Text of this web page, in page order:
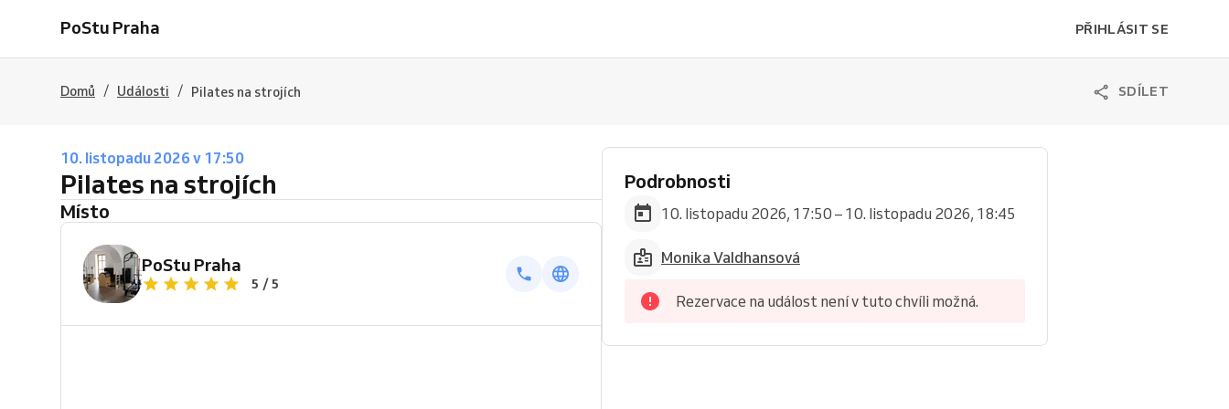
PoStu Praha PŘIHLÁSIT SE
Domů / Události / Pilates na strojích SDÍLET
10. listopadu 2026 v 17:50
Pilates na strojích
Místo
PoStu Praha
5 / 5
Podrobnosti
10. listopadu 2026, 17:50 – 10. listopadu 2026, 18:45
Monika Valdhansová
Rezervace na událost není v tuto chvíli možná.